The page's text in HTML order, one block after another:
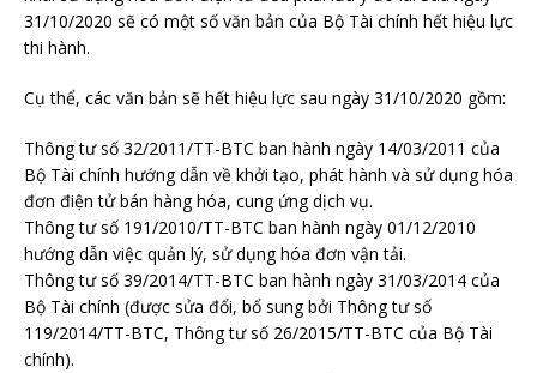
31/10/2020 sẽ có một số văn bản của Bộ Tài chính hết hiệu lực
thi hành.
Cụ thể, các văn bản sẽ hết hiệu lực sau ngày 31/10/2020 gồm:
Thông tư số 32/2011/TT-BTC ban hành ngày 14/03/2011 của
Bộ Tài chính hướng dẫn về khởi tạo, phát hành và sử dụng hóa
đơn điện tử bán hàng hóa, cung ứng dịch vụ.
Thông tư số 191/2010/TT-BTC ban hành ngày 01/12/2010
hướng dẫn việc quản lý, sử dụng hóa đơn vận tải.
Thông tư số 39/2014/TT-BTC ban hành ngày 31/03/2014 của
Bộ Tài chính (được sửa đổi, bổ sung bởi Thông tư số
119/2014/TT-BTC, Thông tư số 26/2015/TT-BTC của Bộ Tài
chính).